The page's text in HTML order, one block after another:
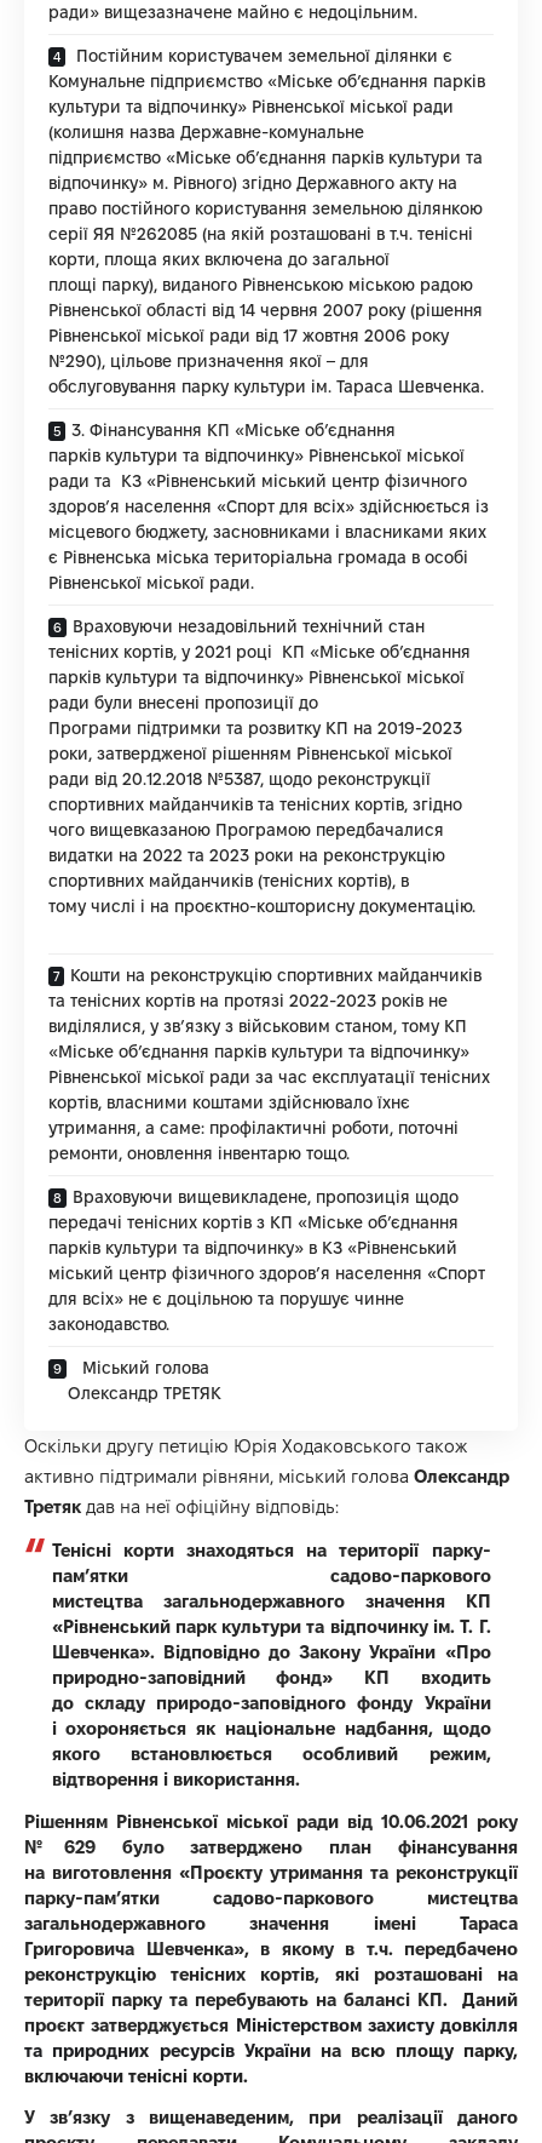
ради» вищезазначене майно є недоцільним.
Постійним користувачем земельної ділянки є
Комунальне підприємство «Міське об’єднання парків
культури та відпочинку» Рівненської міської ради
(колишня назва Державне-комунальне
підприємство «Міське об’єднання парків культури та
відпочинку» м. Рівного) згідно Державного акту на
право постійного користування земельною ділянкою
серії ЯЯ №262085 (на якій розташовані в т.ч. тенісні
корти, площа яких включена до загальної
площі парку), виданого Рівненською міською радою
Рівненської області від 14 червня 2007 року (рішення
Рівненської міської ради від 17 жовтня 2006 року
№290), цільове призначення якої – для
обслуговування парку культури ім. Тараса Шевченка.
3. Фінансування КП «Міське об’єднання
парків культури та відпочинку» Рівненської міської
ради та КЗ «Рівненський міський центр фізичного
здоров’я населення «Спорт для всіх» здійснюється із
місцевого бюджету, засновниками і власниками яких
є Рівненська міська територіальна громада в особі
Рівненської міської ради.
Враховуючи незадовільний технічний стан
тенісних кортів, у 2021 році КП «Міське об’єднання
парків культури та відпочинку» Рівненської міської
ради були внесені пропозиції до
Програми підтримки та розвитку КП на 2019-2023
роки, затвердженої рішенням Рівненської міської
ради від 20.12.2018 №5387, щодо реконструкції
спортивних майданчиків та тенісних кортів, згідно
чого вищевказаною Програмою передбачалися
видатки на 2022 та 2023 роки на реконструкцію
спортивних майданчиків (тенісних кортів), в
тому числі і на проєктно-кошторисну документацію.
Кошти на реконструкцію спортивних майданчиків
та тенісних кортів на протязі 2022-2023 років не
виділялися, у зв’язку з військовим станом, тому КП
«Міське об’єднання парків культури та відпочинку»
Рівненської міської ради за час експлуатації тенісних
кортів, власними коштами здійснювало їхнє
утримання, а саме: профілактичні роботи, поточні
ремонти, оновлення інвентарю тощо.
Враховуючи вищевикладене, пропозиція щодо
передачі тенісних кортів з КП «Міське об’єднання
парків культури та відпочинку» в КЗ «Рівненський
міський центр фізичного здоров’я населення «Спорт
для всіх» не є доцільною та порушує чинне
законодавство.
Міський голова
Олександр ТРЕТЯК
Оскільки другу петицію Юрія Ходаковського також
активно підтримали рівняни, міський голова Олександр
Третяк дав на неї офіційну відповідь:
Тенісні корти знаходяться на території парку-
пам’ятки садово-паркового
мистецтва загальнодержавного значення КП
«Рівненський парк культури та відпочинку ім. Т. Г.
Шевченка». Відповідно до Закону України «Про
природно-заповіднийфонд» КП входить
до складу природо-заповідного фонду України
іохороняється як національне надбання, щодо
якого встановлюється особливий режим,
відтворення і використання.
Рішенням Рівненської міської ради від 10.06.2021 року
№629 було затверджено план фінансування
на виготовлення «Проєкту утримання та реконструкції
парку-пам’ятки садово-паркового мистецтва
загальнодержавного значення імені Тараса
Григоровича Шевченка», в якому в т.ч. передбачено
реконструкцію тенісних кортів, які розташовані на
території парку та перебувають на балансі КП. Даний
проєкт затверджується Міністерством захисту довкілля
та природних ресурсів Українина всю площу парку,
включаючи тенісні корти.
У зв’язку з вищенаведеним, при реалізації даного